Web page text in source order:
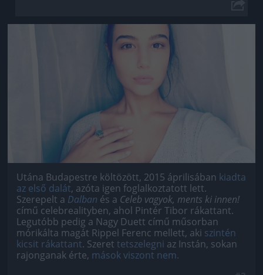
Jön még kép!
Utána Budapestre költözött, 2015 áprilisában kiadta
az első dalát, azóta igen foglalkoztatott lett.
Szerepelt a Dalban és a Celeb vagyok, ments ki innen!
című celebrealityben, ahol Pintér Tibor rákattant.
Legutóbb pedig a Nagy Duett című műsorban
mórikálta magát Rippel Ferenc mellett, aki szintén
kicsit rákattant. Szeret tetszelegni az Instán, sokan
rajonganak érte, mások viszont nem.